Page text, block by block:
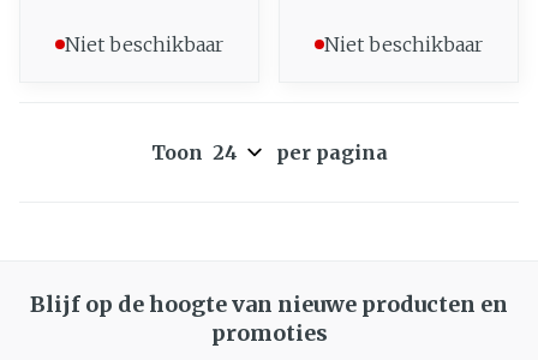
Niet beschikbaar Niet beschikbaar
Toon per pagina
Blijf op de hoogte van nieuwe producten en
promoties